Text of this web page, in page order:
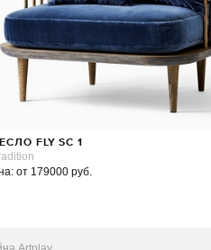
FLY SC 1
от 179000 руб.